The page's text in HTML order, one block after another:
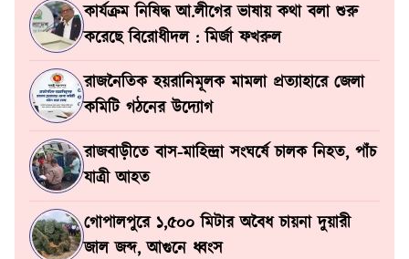
কার্যক্রম নিষিদ্ধ আ.লীগের ভাষায় কথা বলা শুরু
করেছে বিরোধীদল : মির্জা ফখরুল
রাজনৈতিক হয়রানিমূলক মামলা প্রত্যাহারে জেলা
কমিটি গঠনের উদ্যোগ
রাজবাড়ীতে বাস-মাহিন্দ্রা সংঘর্ষে চালক নিহত, পাঁচ
যাত্রী আহত
গোপালপুরে ১,৫০০ মিটার অবৈধ চায়না দুয়ারী
জাল জব্দ, আগুনে ধ্বংস